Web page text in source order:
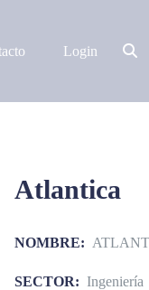
Login
Atlantica
NOMBRE:
SECTOR: Ingeniería